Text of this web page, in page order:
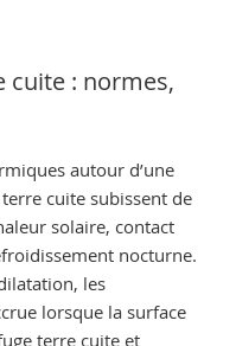
cuite : normes,
autour d’une
cuite subissent de
solaire, contact
nocturne.
les
lorsque la surface
terre cuite et